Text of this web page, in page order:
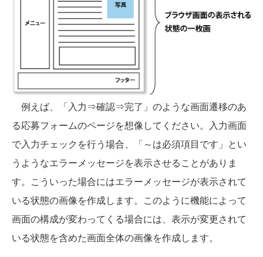
例えば、「入力⇒確認⇒完了」のような画面遷移のあ
る応募フォームのページを想像してください。入力画面
で入力チェックを行う場合、「～は必須項目です」とい
うようなエラーメッセージを表示させることがありま
す。こういった場合にはエラーメッセージが表示されて
いる状態の画像を作成します。このように機能によって
画面の構成が変わってくる場合には、表示が変更されて
いる状態を含めた画面全体の画像を作成します。